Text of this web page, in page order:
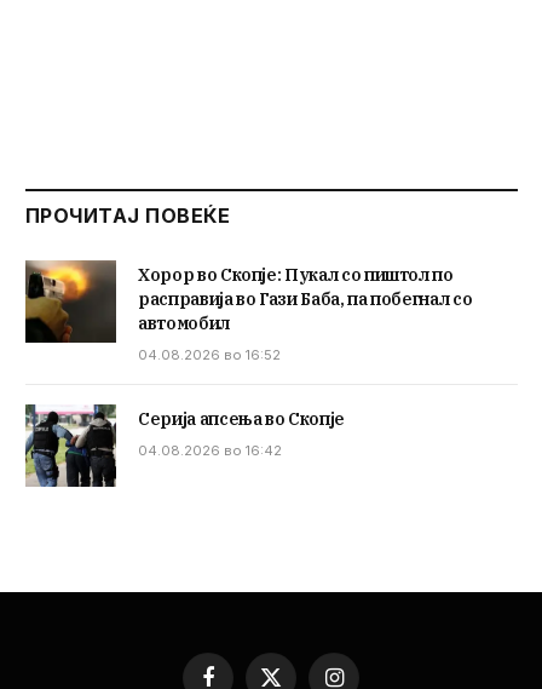
ПРОЧИТАЈ ПОВЕЌЕ
Хорор во Скопје: Пукал со пиштол по
расправија во Гази Баба, па побегнал со
автомобил
04.08.2026 во 16:52
Серија апсења во Скопје
04.08.2026 во 16:42